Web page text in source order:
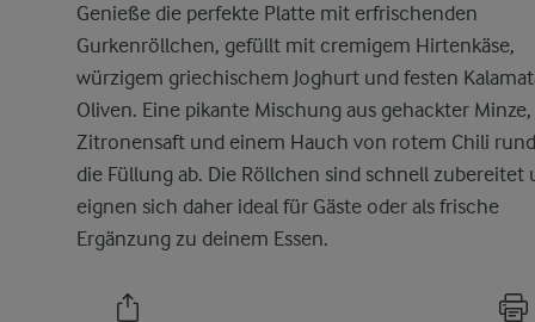
Genieße die perfekte Platte mit erfrischenden
Gurkenröllchen, gefüllt mit cremigem Hirtenkäse,
würzigem griechischem Joghurt und festen
Oliven. Eine pikante Mischung aus gehackter Minze,
Zitronensaft und einem Hauch von rotem Chili
die Füllung ab. Die Röllchen sind schnell zubereitet
eignen sich daher ideal für Gäste oder als frische
Ergänzung zu deinem Essen.